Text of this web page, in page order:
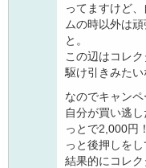
ってますけど
ムの時以外は
と。
この辺はコレ
駆け引きみたい
なのでキャン
自分が買い逃
っとで2,000円
っと後押しを
結果的にコレ